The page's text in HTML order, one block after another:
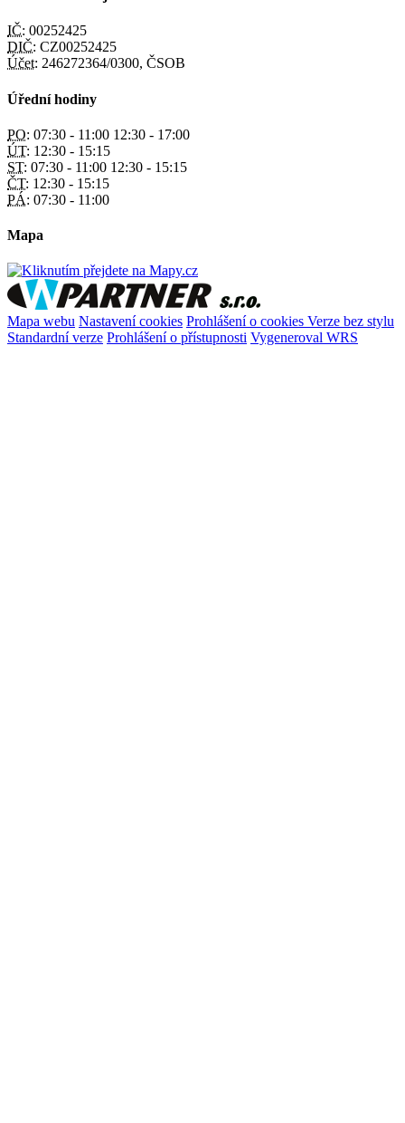
IČ: 00252425
DIČ: CZ00252425
Účet: 246272364/0300, ČSOB
Úřední hodiny
PO: 07:30 - 11:00 12:30 - 17:00
ÚT: 12:30 - 15:15
ST: 07:30 - 11:00 12:30 - 15:15
ČT: 12:30 - 15:15
PÁ: 07:30 - 11:00
Mapa
Mapa webu Nastavení cookies Prohlášení o cookies Verze bez stylu
Standardní verze Prohlášení o přístupnosti Vygeneroval WRS